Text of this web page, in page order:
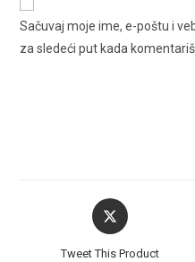
Sačuvaj moje ime, e-poštu i
za sledeći put kada
Opens
in
Tweet This Product